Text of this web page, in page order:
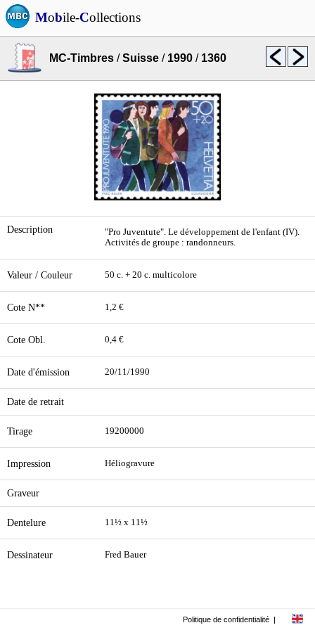
Mobile-Collections
MC-Timbres /Suisse / 1990 / 1360
Description
"Pro Juventute". Le développement de l'enfant (IV).
Activités de groupe : randonneurs.
Valeur / Couleur 50 c. + 20 c. multicolore
Cote N** 1,2 €
Cote Obl. 0,4 €
Date d'émission 20/11/1990
Date de retrait
Tirage 19200000
Impression Héliogravure
Graveur
Dentelure 11½ x 11½
Dessinateur Fred Bauer
Politique de confidentialité |